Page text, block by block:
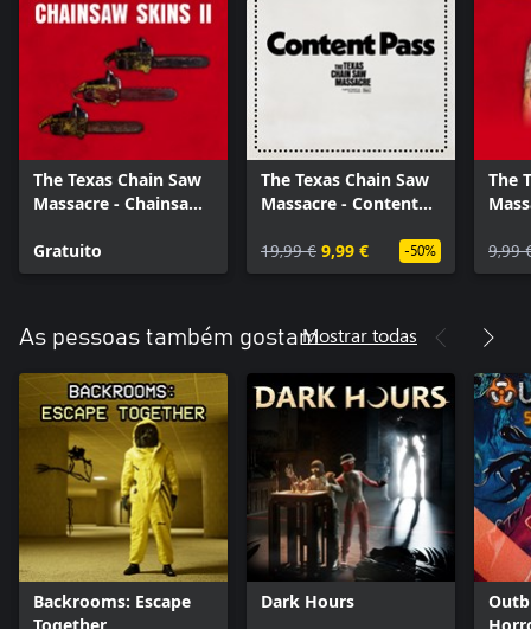
The Texas Chain Saw
Massacre - Chainsaw
Gratuito
The Texas Chain Saw
Massacre - Content
19,99 € 9,99 € -50%
The
9,99
As pessoas também gostamMostrar todas
Backrooms: Escape
Dark Hours